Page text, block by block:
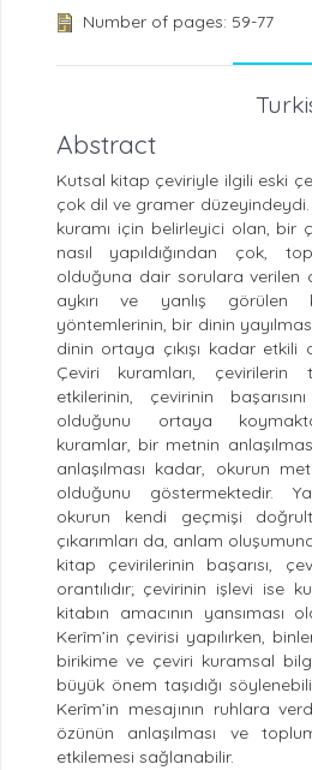
Number of pages: 59-77
Abstract
Kutsal kitap çeviriyle ilgili eski
çok dil ve gramer
kuramı için belirleyici olan, bir
nasıl yapıldığından çok,
olduğuna dair sorulara verilen
aykırı ve yanlış
yöntemlerinin, bir dinin
dinin ortaya çıkışı kadar etkili
Çeviri kuramları, çevirilerin
etkilerinin, çevirinin
olduğunu ortaya
kuramlar, bir metnin
anlaşılması kadar, okurun
olduğunu göstermektedir.
okurun kendi geçmişi
çıkarımları da, anlam
kitap çevirilerinin başarısı,
orantılıdır; çevirinin işlevi ise
kitabın amacının yansıması
Kerîm’in çevirisi yapılırken,
birikime ve çeviri kuramsal
büyük önem taşıdığı
Kerîm’in mesajının ruhlara
özünün anlaşılması ve
etkilemesi sağlanabilir.